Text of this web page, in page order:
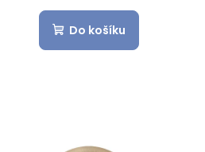
Do košíku